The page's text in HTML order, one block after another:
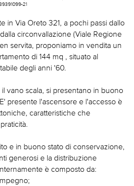
21
in Via Oreto 321, a pochi passi dallo
circonvallazione (Viale Regione
servita, proponiamo in vendita un
di 144 mq , situato al
degli anni '60.
vano scala, si presentano in buono
presente l'ascensore e l'accesso è
caratteristiche che
e in buono stato di conservazione,
generosi e la distribuzione
è composto da: